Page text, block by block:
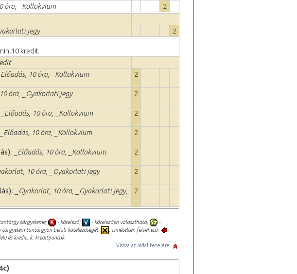
óra, _Kollokvium
2
jegy 2
kredit
10 óra, _Kollokvium 2
óra, _Gyakorlati jegy 2
_Előadás, 10 óra, _Kollokvium 2
10 óra, _Kollokvium 2
; _Előadás, 10 óra, _Kollokvium 2
10 óra, _Gyakorlati jegy 2
; _Gyakorlat, 10 óra, _Gyakorlati jegy,
2
tárgyeleme; - kötelező; - kötelezően választható,
-
tantárgyon belüli kötelezőségét;
: ismételten felvehető;
-
és kredit; k: kreditpontok
Vissza az oldal tetejére